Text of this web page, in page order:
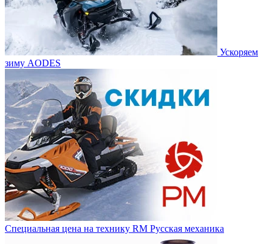
Ускоряем
зиму AODES
Специальная цена на технику RM Русская механика